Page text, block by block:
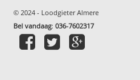
© 2024 - Loodgieter Almere
Bel vandaag:036-7602317